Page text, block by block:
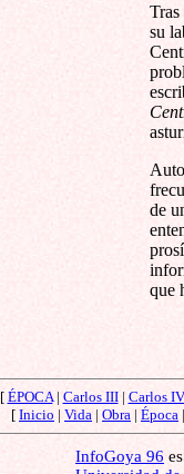
Tras
su
de
que
[ ÉPOCA| Carlos III| Carlos IV
[ Inicio | Vida | Obra | Época
InfoGoya 96